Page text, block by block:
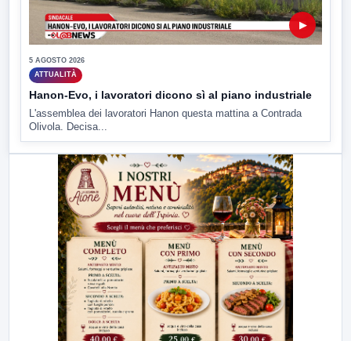
▶
5 AGOSTO 2026
ATTUALITÀ
Hanon-Evo, i lavoratori dicono sì al piano industriale
L'assemblea dei lavoratori Hanon questa mattina a Contrada
Olivola. Decisa...